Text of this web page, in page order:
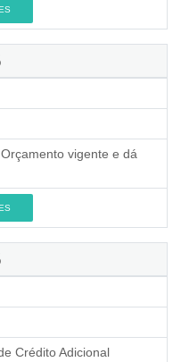
vigente e dá
Crédito Adicional